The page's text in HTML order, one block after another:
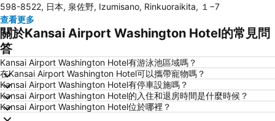
Namba City
心齋橋站
新大阪站
大阪城
道頓堀
大阪國際機場
Rinku Town Station
Awaji Island
Yodoyabashi Station
Osaka City Air Terminal
神戶車站
Nipponbashi Station
三宮車站
Kitahama Station
598-8522, 日本, 泉佐野, Izumisano, Rinkuoraikita, １−7
查看更多
關於Kansai Airport Washington Hotel的常見問
答
Kansai Airport Washington Hotel有游泳池區域嗎？
在Kansai Airport Washington Hotel可以攜帶寵物嗎？
Kansai Airport Washington Hotel有停車設施嗎？
Kansai Airport Washington Hotel的入住和退房時間是什麼時候？
Kansai Airport Washington Hotel位於哪裡？